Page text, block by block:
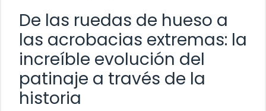
De las ruedas de hueso a
las acrobacias extremas: la
increíble evolución del
patinaje a través de la
historia